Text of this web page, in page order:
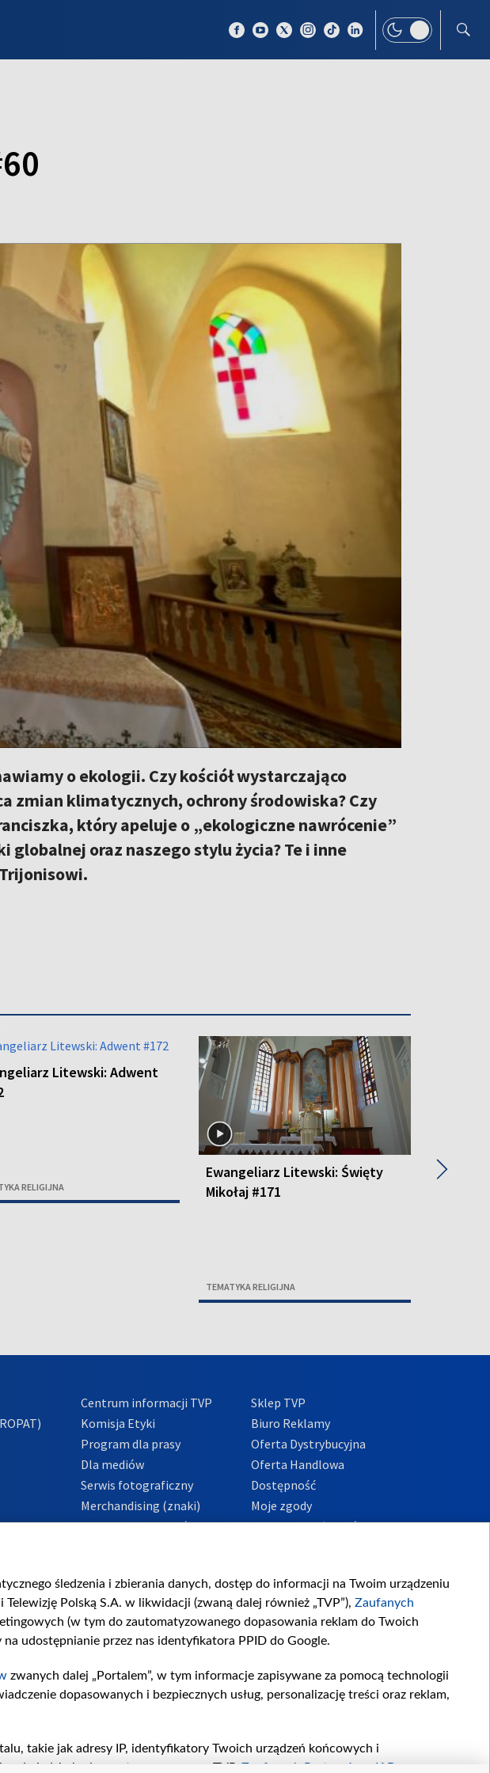
o ekologii. Czy kościół wystarczająco
zmian klimatycznych, ochrony środowiska? Czy
który apeluje o „ekologiczne nawrócenie”
oraz naszego stylu życia? Te i inne
Litewski: Adwent
RELIGIJNA
Ewangeliarz Litewski: Święty
Mikołaj #171
TEMATYKA RELIGIJNA
▶
Centrum informacji TVP
Komisja Etyki
Program dla prasy
Dla mediów
Serwis fotograficzny
Merchandising (znaki)
Polityka Prywatności
Sklep TVP
Biuro Reklamy
Oferta Dystrybucyjna
Oferta Handlowa
Dostępność
Moje zgody
Procedura zgłoszeń
śledzenia i zbierania danych, dostęp do informacji na Twoim urządzeniu
Polską S.A. w likwidacji (zwaną dalej również „TVP”), Zaufanych
(w tym do zautomatyzowanego dopasowania reklam do Twoich
udostępnianie przez nas identyfikatora PPID do Google.
zwanych dalej „Portalem”, w tym informacje zapisywane za pomocą technologii
dopasowanych i bezpiecznych usług, personalizację treści oraz reklam,
takie jak adresy IP, identyfikatory Twoich urządzeń końcowych i
będą przetwarzane przez TVP, Zaufanych Partnerów z IAB